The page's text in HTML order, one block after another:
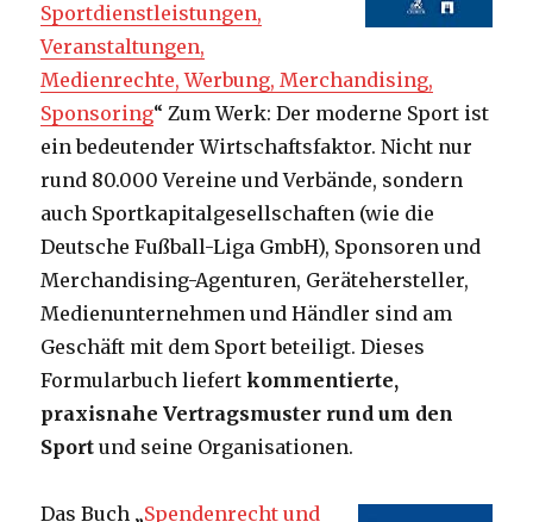
Sportdienstleistungen,
Veranstaltungen,
Medienrechte, Werbung, Merchandising,
Sponsoring“ Zum Werk: Der moderne Sport ist
ein bedeutender Wirtschaftsfaktor. Nicht nur
rund 80.000 Vereine und Verbände, sondern
auch Sportkapitalgesellschaften (wie die
Deutsche Fußball-Liga GmbH), Sponsoren und
Merchandising-Agenturen, Gerätehersteller,
Medienunternehmen und Händler sind am
Geschäft mit dem Sport beteiligt. Dieses
Formularbuch liefertkommentierte,
praxisnahe Vertragsmuster rund um den
Sport und seine Organisationen.
Das Buch „Spendenrecht und